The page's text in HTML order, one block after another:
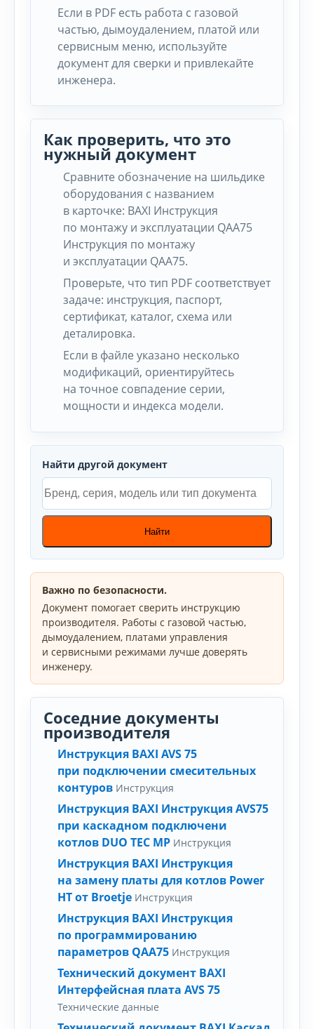
Если в PDF есть работа с газовой
частью, дымоудалением, платой или
сервисным меню, используйте
документ для сверки и привлекайте
инженера.
Как проверить, что это
нужный документ
Сравните обозначение на шильдике
оборудования с названием
в карточке: BAXI Инструкция
по монтажу и эксплуатации QAA75
Инструкция по монтажу
и эксплуатации QAA75.
Проверьте, что тип PDF соответствует
задаче: инструкция, паспорт,
сертификат, каталог, схема или
деталировка.
Если в файле указано несколько
модификаций, ориентируйтесь
на точное совпадение серии,
мощности и индекса модели.
Найти другой документ
Найти
Важно по безопасности.
Документ помогает сверить инструкцию
производителя. Работы с газовой частью,
дымоудалением, платами управления
и сервисными режимами лучше доверять
инженеру.
Соседние документы
производителя
Инструкция BAXI AVS 75
при подключении смесительных
контуров Инструкция
Инструкция BAXI Инструкция AVS75
при каскадном подключени
котлов DUO TEC MP Инструкция
Инструкция BAXI Инструкция
на замену платы для котлов Power
HT от Broetje Инструкция
Инструкция BAXI Инструкция
по программированию
параметров QAA75 Инструкция
Технический документ BAXI
Интерфейсная плата AVS 75
Технические данные